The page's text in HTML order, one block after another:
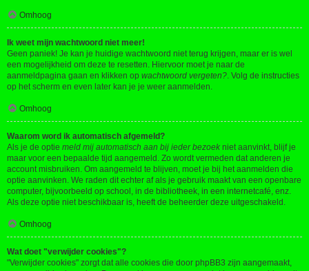
Omhoog
Ik weet mijn wachtwoord niet meer!
Geen paniek! Je kan je huidige wachtwoord niet terug krijgen, maar er is wel
een mogelijkheid om deze te resetten. Hiervoor moet je naar de
aanmeldpagina gaan en klikken op wachtwoord vergeten?. Volg de instructies
op het scherm en even later kan je je weer aanmelden.
Omhoog
Waarom word ik automatisch afgemeld?
Als je de optie meld mij automatisch aan bij ieder bezoek niet aanvinkt, blijf je
maar voor een bepaalde tijd aangemeld. Zo wordt vermeden dat anderen je
account misbruiken. Om aangemeld te blijven, moet je bij het aanmelden die
optie aanvinken. We raden dit echter af als je gebruik maakt van een openbare
computer, bijvoorbeeld op school, in de bibliotheek, in een internetcafé, enz.
Als deze optie niet beschikbaar is, heeft de beheerder deze uitgeschakeld.
Omhoog
Wat doet "verwijder cookies"?
"Verwijder cookies" zorgt dat alle cookies die door phpBB3 zijn aangemaakt,